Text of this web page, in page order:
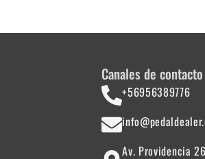
Canales de contacto
+56956389776
Av. Providencia